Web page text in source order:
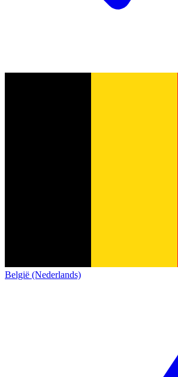
België (Nederlands)